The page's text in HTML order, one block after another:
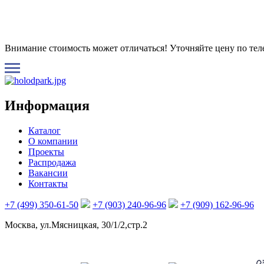
Внимание стоимость может отличаться! Уточняйте цену по
Информация
Каталог
О компании
Проекты
Распродажа
Вакансии
Контакты
+7 (499) 350-61-50 +7 (903) 240-96-96
+7 (909) 162-96-96
Москва, ул.Мясницкая, 30/1/2,стр.2